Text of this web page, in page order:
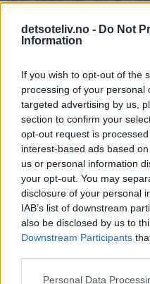
detsoteliv.no - Do Not
Information
If you wish to opt-out of the
processing of your personal
targeted advertising by us,
section to confirm your
opt-out request is
interest-based ads based
us or personal information
your opt-out. You may
disclosure of your personal
IAB’s list of downstream
also be disclosed by us to
Downstream Participants
Personal Data
Stek kaken midt i ovnen ved
i langpannen til den er helt
på en rist (eller la kaken bli i
å sette hele pannen i